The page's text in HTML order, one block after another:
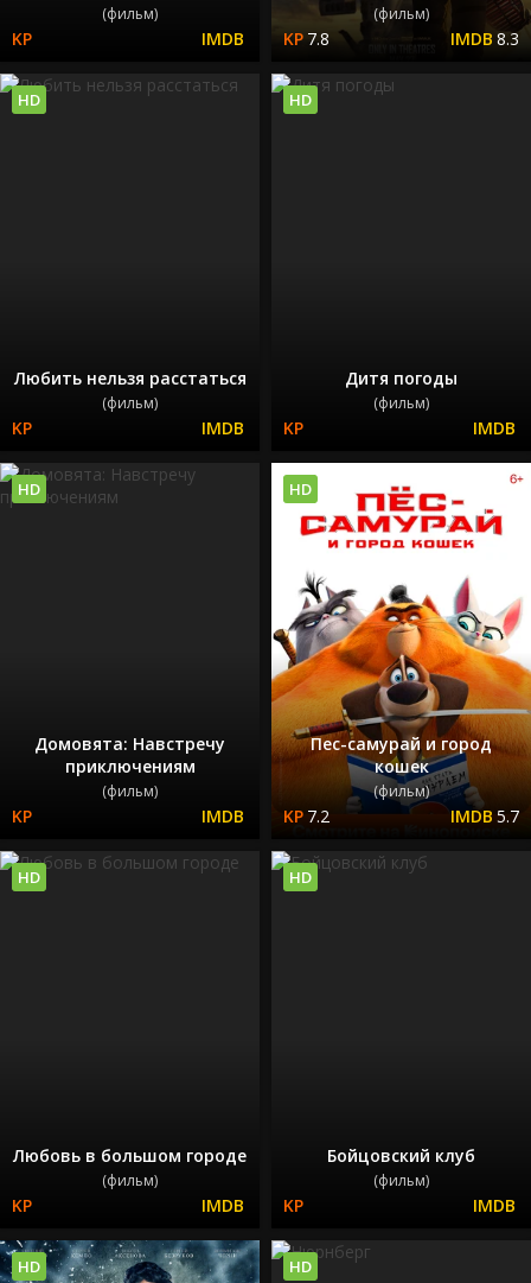
(фильм) (фильм)
7.8 8.3
Любить нельзя расстаться
(фильм)
HD
Дитя погоды
(фильм)
HD
Домовята: Навстречу
приключениям
(фильм)
HD
Пес-самурай и город
кошек
(фильм)
7.2 5.7
HD
Любовь в большом городе
(фильм)
HD
Бойцовский клуб
(фильм)
HD
HD HD